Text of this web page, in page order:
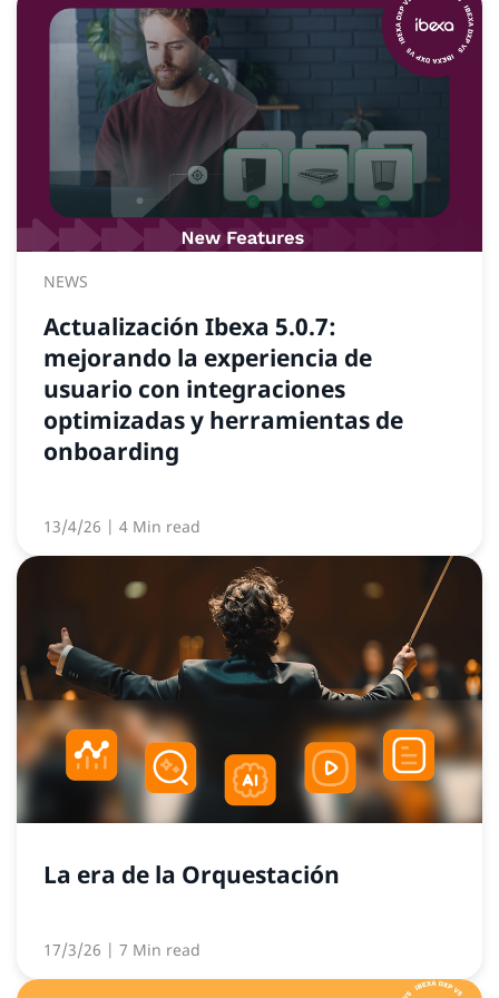
NEWS
Actualización Ibexa 5.0.7:
mejorando la experiencia de
usuario con integraciones
optimizadas y herramientas de
onboarding
13/4/26 | 4 Min read
La era de la Orquestación
17/3/26 | 7 Min read